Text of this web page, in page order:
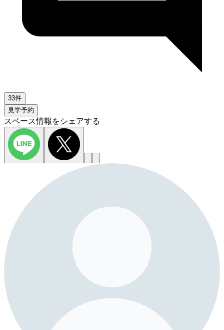
33件
見学予約
スペース情報をシェアする